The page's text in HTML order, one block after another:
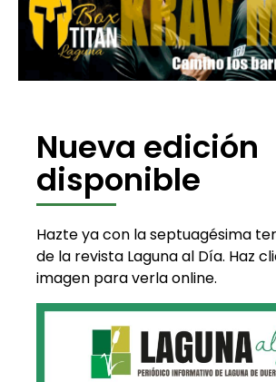
Nueva edición
disponible
Hazte ya con la septuagésima
de la revista Laguna al Día. Haz
imagen para verla online.